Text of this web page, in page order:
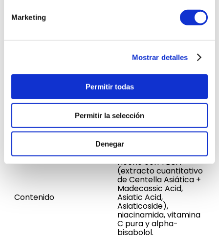
Marketing
Mostrar detalles
Permitir todas
Permitir la selección
Denegar
comodidad sin sacrificar
resultados.
Registro Sanitario NSOC74914-25PE
Contenido
Hecho con TECA
(extracto cuantitativo
de Centella Asiática +
Madecassic Acid,
Asiatic Acid,
Asiaticoside),
niacinamida, vitamina
C pura y alpha-
bisabolol.